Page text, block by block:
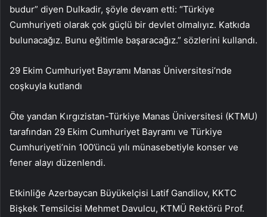
budur” diyen Dulkadir, şöyle devam etti: “Türkiye
Cumhuriyeti olarak çok güçlü bir devlet olmalıyız. Katkıda
bulunacağız. Bunu eğitimle başaracağız.” sözlerini kullandı.
29 Ekim Cumhuriyet Bayramı Manas Üniversitesi’nde
coşkuyla kutlandı
Öte yandan Kırgızistan-Türkiye Manas Üniversitesi (KTMU)
tarafından 29 Ekim Cumhuriyet Bayramı ve Türkiye
Cumhuriyeti’nin 100’üncü yılı münasebetiyle konser ve
fener alayı düzenlendi.
Etkinliğe Azerbaycan Büyükelçisi Latif Gandilov, KKTC
Bişkek Temsilcisi Mehmet Davulcu, KTMÜ Rektörü Prof.